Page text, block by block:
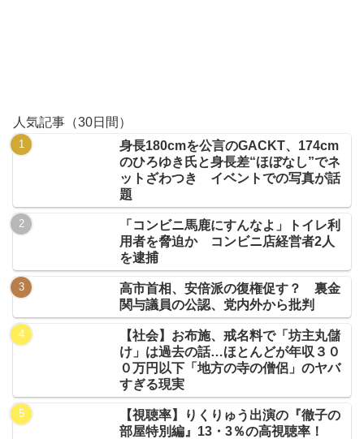
人気記事（30日間）
身長180cmを公言のGACKT、174cm
のひろゆき氏と身長差“ほぼなし”でネ
ットざわつき イベントでの写真が話
題
「コンビニ馬鹿にすんなよ」トイレ利
用者を脅迫か コンビニ店経営者2人
を逮捕
高市首相、安倍派の復権促す？ 裏金
関与議員の公認、党内外から批判
【社会】お布施、戒名料で「坊主丸儲
け」は過去の話…ほとんどが年収３０
０万円以下「地方の寺の僧侶」のヤバ
すぎる現実
【視聴率】りくりゅう出演の『徹子の
部屋特別編』13・3％の高視聴率！